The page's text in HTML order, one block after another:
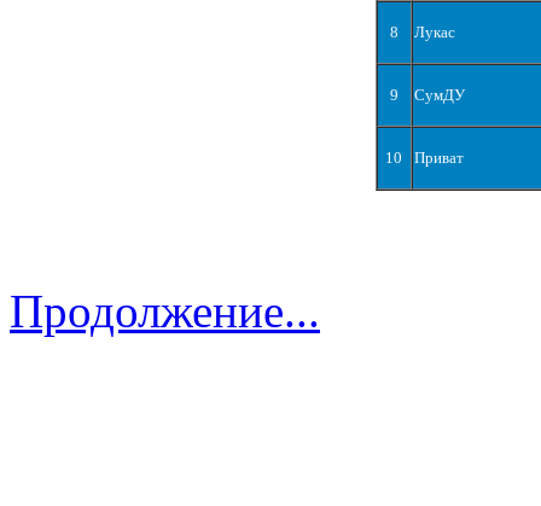
8 Лукас
9 СумДУ
10 Приват
Продолжение...